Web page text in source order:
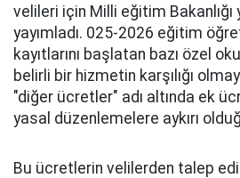
velileri için Milli eğitim Bakanlığı
yayımladı. 025-2026 eğitim
kayıtlarını başlatan bazı özel
belirli bir hizmetin karşılığı
"diğer ücretler" adı altında ek
yasal düzenlemelere aykırı
Bu ücretlerin velilerden talep